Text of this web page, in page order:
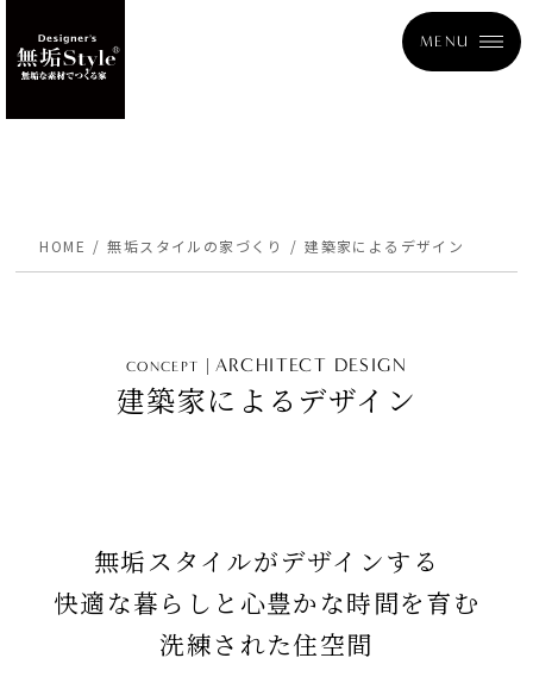
MENU
HOME 無垢スタイルの家づくり 建築家によるデザイン
CONCEPT ARCHITECT DESIGN
建築家によるデザイン
無垢スタイルがデザインする
快適な暮らしと心豊かな時間を育む
洗練された住空間